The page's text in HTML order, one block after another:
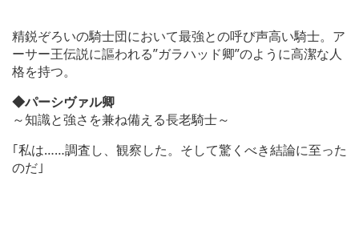
精鋭ぞろいの騎士団において最強との呼び声高い騎士。ア
ーサー王伝説に謳われる”ガラハッド卿”のように高潔な人
格を持つ。
◆パーシヴァル卿
～知識と強さを兼ね備える長老騎士～
｢私は……調査し、観察した。そして驚くべき結論に至った
のだ｣